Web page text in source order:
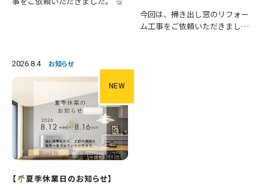
わせて壁と床も張り…
今回は、掃き出し窓のリフォー
ム工事をご依頼いただきまし
2026.8.4 お知らせ
NEW
【
夏季休業日のお知らせ】